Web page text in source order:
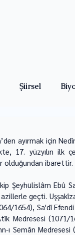
Şiirsel
ayırmak için
17. yüzyılın ilk
olduğundan ibarettir.
Şeyhülislâm Ebû
geçti.
1654), Sa'dî
Medresesi
ı Semân